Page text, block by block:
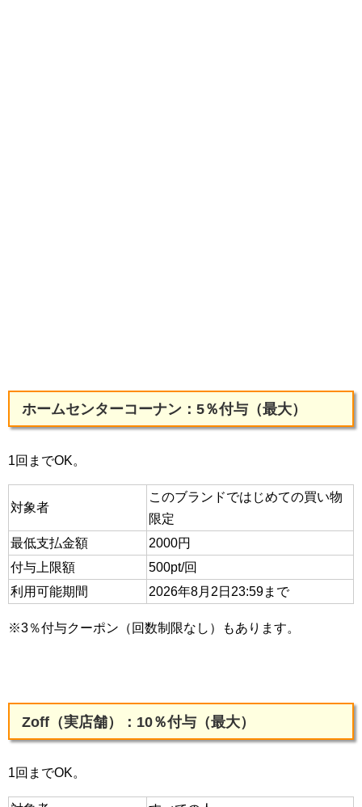
ホームセンターコーナン：5％付与（最大）
1回までOK。
対象者
このブランドではじめての買い物
限定
最低支払金額
2000円
付与上限額
500pt/回
利用可能期間
2026年8月2日23:59まで
※3％付与クーポン（回数制限なし）もあります。
Zoff（実店舗）：10％付与（最大）
1回までOK。